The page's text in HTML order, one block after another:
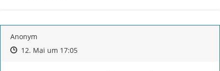
Anonym
Zeitpunkt des Erstellens
Zeitpunkt des Erstellens
12. Mai um 17:05Zur Äußerung